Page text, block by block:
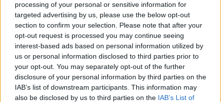
processing of your personal or sensitive information for
targeted advertising by us, please use the below opt-out
section to confirm your selection. Please note that after your
opt-out request is processed you may continue seeing
interest-based ads based on personal information utilized by
us or personal information disclosed to third parties prior to
your opt-out. You may separately opt-out of the further
disclosure of your personal information by third parties on the
IAB’s list of downstream participants. This information may
also be disclosed by us to third parties on the IAB’s List of
Azok a dolgok, amelyek egyik pillanatban még
sorsdöntőnek tűnnek, kisvártatva képesek oly módon
elmúlni, hogy alig hagynak nyomot maguk után.Lehet,
hogy most is ez lesz… A szíve azonban mást mondott.
Mór, aki nem az, akinek mutatja magát? Lehetséges
lenne, hogy asszonyverő állat? Megrázkódott. Felnyúlt a
konyhaszekrény legfelső polcára, és levett két szögletes
poharat. Utálta a tequilát, de nem akarta megmondani,